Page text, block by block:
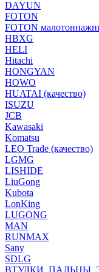
DAYUN
FOTON
FOTON
HBXG
HELI
Hitachi
HONGYAN
HOWO
HUATAI (качество)
ISUZU
JCB
Kawasaki
Komatsu
LEO Trade (качество)
LGMG
LISHIDE
LiuGong
Kubota
LonKing
LUGONG
MAN
RUNMAX
Sany
SDLG
ВТУЛКИ, ПАЛЬЦЫ,